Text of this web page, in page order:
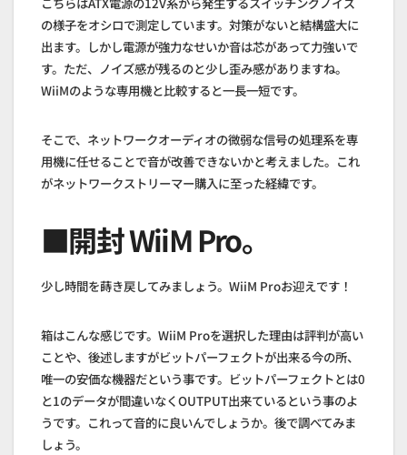
の様子をオシロで測定しています。対策がないと結構盛大に
出ます。しかし電源が強力なせいか音は芯があって力強いで
す。ただ、ノイズ感が残るのと少し歪み感がありますね。
WiiMのような専用機と比較すると一長一短です。
そこで、ネットワークオーディオの微弱な信号の処理系を専
用機に任せることで音が改善できないかと考えました。これ
がネットワークストリーマー購入に至った経緯です。
■開封 WiiM Pro。
少し時間を蒔き戻してみましょう。WiiM Proお迎えです！
箱はこんな感じです。WiiM Proを選択した理由は評判が高い
ことや、後述しますがビットパーフェクトが出来る今の所、
唯一の安価な機器だという事です。ビットパーフェクトとは0
と1のデータが間違いなくOUTPUT出来ているという事のよ
うです。これって音的に良いんでしょうか。後で調べてみま
しょう。